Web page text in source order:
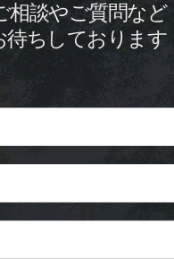
相談やご質問など
待ちしております